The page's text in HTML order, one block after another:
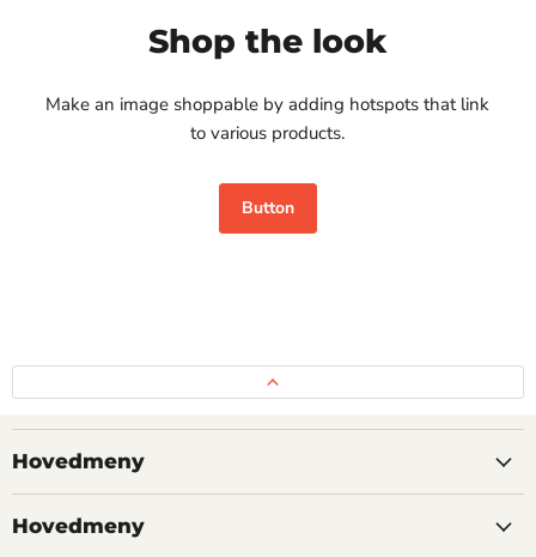
Shop the look
Make an image shoppable by adding hotspots that link
to various products.
Button
Hovedmeny
Hovedmeny